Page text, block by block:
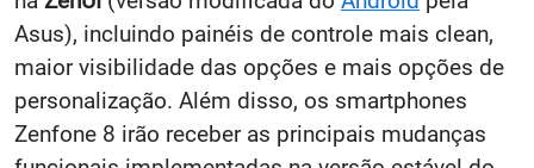
Asus), incluindo painéis de controle mais clean,
maior visibilidade das opções e mais opções de
personalização. Além disso, os smartphones
Zenfone 8 irão receber as principais mudanças